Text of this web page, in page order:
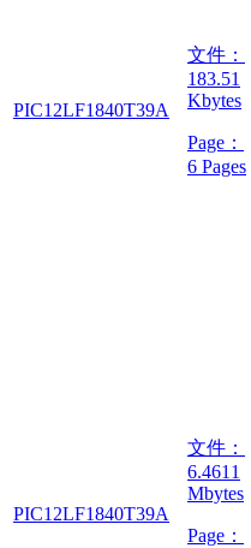
PIC12LF1840T39A
文件：
183.51
Kbytes
Page：
6 Pages
PIC12LF1840T39A
文件：
6.4611
Mbytes
Page：